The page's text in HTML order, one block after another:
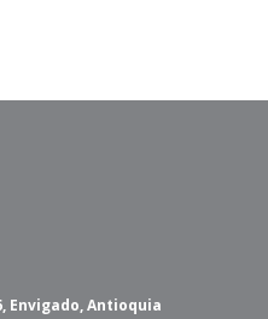
Envigado, Antioquia